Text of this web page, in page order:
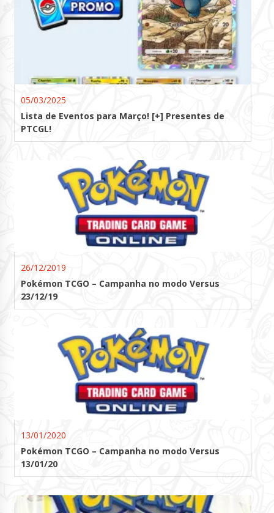
05/03/2025
Lista de Eventos para Março! [+] Presentes de
PTCGL!
26/12/2019
Pokémon TCGO – Campanha no modo Versus
23/12/19
13/01/2020
Pokémon TCGO – Campanha no modo Versus
13/01/20